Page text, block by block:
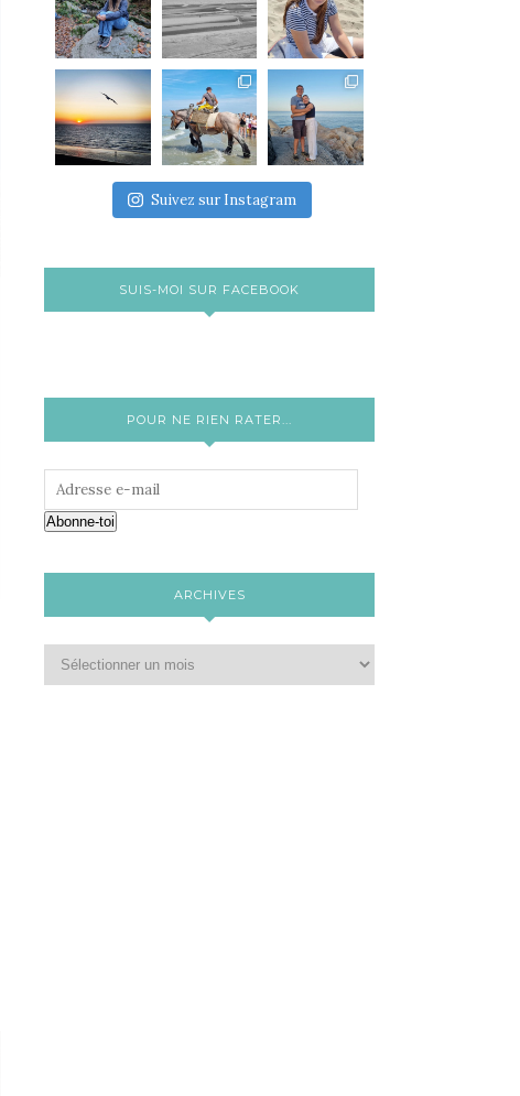
Suivez sur Instagram
SUIS-MOI SUR FACEBOOK
POUR NE RIEN RATER...
Abonne-toi
ARCHIVES